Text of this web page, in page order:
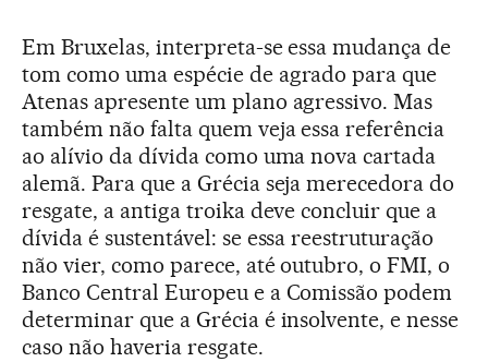
Em Bruxelas, interpreta-se essa mudança de
tom como uma espécie de agrado para que
Atenas apresente um plano agressivo. Mas
também não falta quem veja essa referência
ao alívio da dívida como uma nova cartada
alemã. Para que a Grécia seja merecedora do
resgate, a antiga troika deve concluir que a
dívida é sustentável: se essa reestruturação
não vier, como parece, até outubro, o FMI, o
Banco Central Europeu e a Comissão podem
determinar que a Grécia é insolvente, e nesse
caso não haveria resgate.